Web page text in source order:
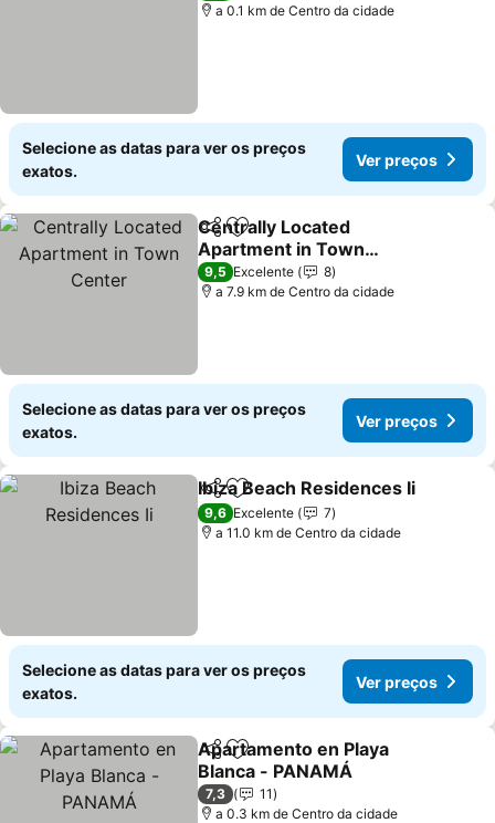
a 0.1 km de Centro da cidade
Selecione as datas para ver os preços
exatos.
Ver preços
PartilharAdicionar aos favoritos
Centrally Located
Apartment in Town
Center
9,5 Excelente
8
a 7.9 km de Centro da cidade
Selecione as datas para ver os preços
exatos.
Ver preços
PartilharAdicionar aos favoritos
Ibiza Beach Residences Ii
9,6 Excelente
7
a 11.0 km de Centro da cidade
Selecione as datas para ver os preços
exatos.
Ver preços
PartilharAdicionar aos favoritos
Apartamento en Playa
Blanca - PANAMÁ
7,3
11
a 0.3 km de Centro da cidade